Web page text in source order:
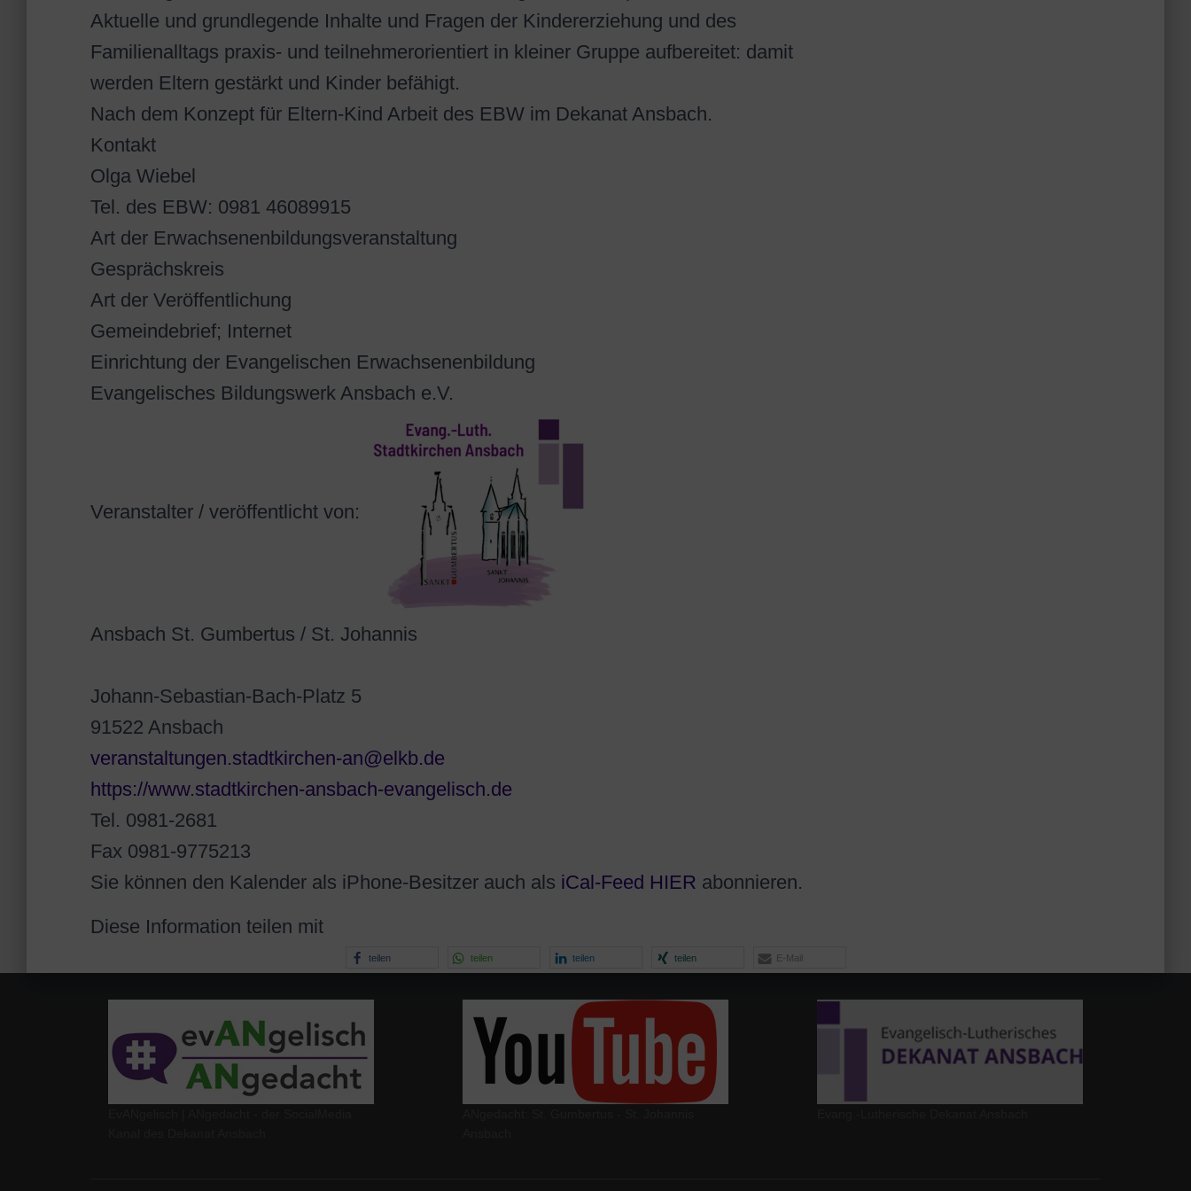
Aktuelle und grundlegende Inhalte und Fragen der Kindererziehung und des
Familienalltags praxis- und teilnehmerorientiert in kleiner Gruppe aufbereitet: damit
werden Eltern gestärkt und Kinder befähigt.
Nach dem Konzept für Eltern-Kind Arbeit des EBW im Dekanat Ansbach.
Kontakt
Olga Wiebel
Tel. des EBW: 0981 46089915
Art der Erwachsenenbildungsveranstaltung
Gesprächskreis
Art der Veröffentlichung
Gemeindebrief; Internet
Einrichtung der Evangelischen Erwachsenenbildung
Evangelisches Bildungswerk Ansbach e.V.
Veranstalter / veröffentlicht von:
Ansbach St. Gumbertus / St. Johannis
Johann-Sebastian-Bach-Platz 5
91522 Ansbach
veranstaltungen.stadtkirchen-an@elkb.de
https://www.stadtkirchen-ansbach-evangelisch.de
Tel. 0981-2681
Fax 0981-9775213
Sie können den Kalender als iPhone-Besitzer auch als iCal-Feed HIER abonnieren.
Diese Information teilen mit
teilen teilen teilen teilen E-Mail